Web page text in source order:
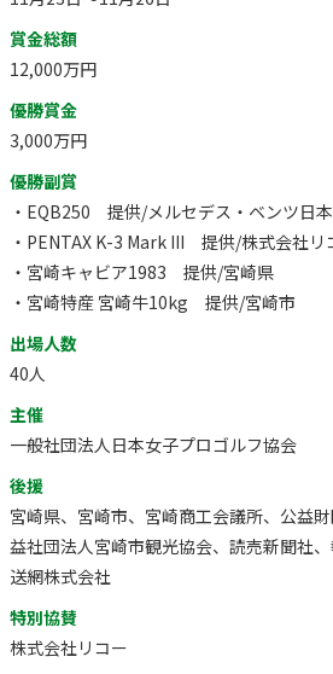
賞金総額
12,000万円
優勝賞金
3,000万円
優勝副賞
・EQB250 提供/メルセデス・ベンツ日
・PENTAX K-3 Mark III 提供/株式会社リ
・宮崎キャビア1983 提供/宮崎県
・宮崎特産 宮崎牛10kg 提供/宮崎市
出場人数
40人
主催
一般社団法人日本女子プロゴルフ協会
後援
宮崎県、宮崎市、宮崎商工会議所、公益
益社団法人宮崎市観光協会、読売新聞社
送網株式会社
特別協賛
株式会社リコー